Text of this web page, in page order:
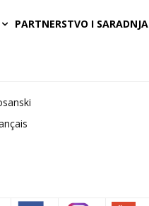
PARTNERSTVO I SARADNJA